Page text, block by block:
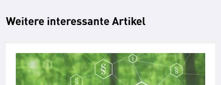
Weitere interessante Artikel